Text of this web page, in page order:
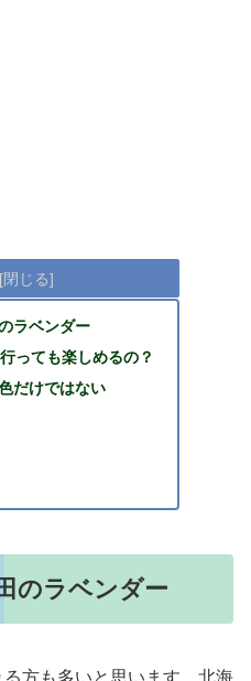
ラベンダー
っても楽しめるの？
だけではない
のラベンダー